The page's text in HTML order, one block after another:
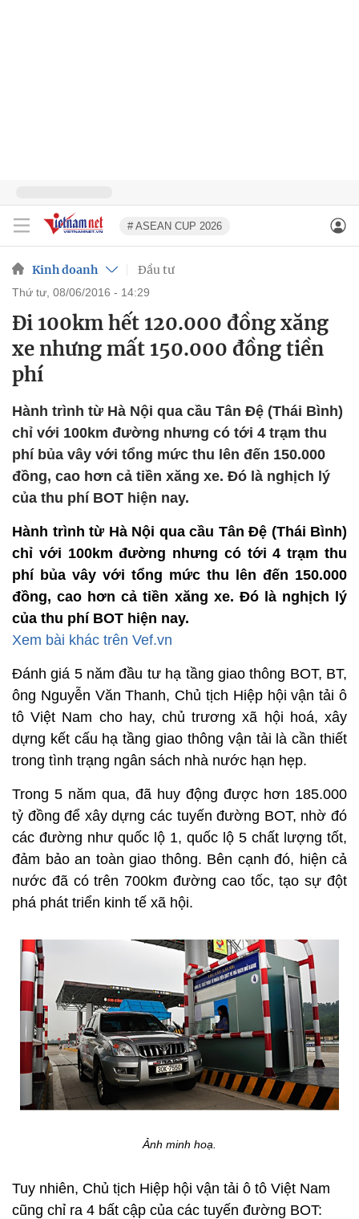
# ASEAN CUP 2026
Kinh doanh Đầu tư
thứ tư, 08/06/2016 - 14:29
Đi 100km hết 120.000 đồng xăng
xe nhưng mất 150.000 đồng tiền
phí
Hành trình từ Hà Nội qua cầu Tân Đệ (Thái Bình)
chỉ với 100km đường nhưng có tới 4 trạm thu
phí bủa vây với tổng mức thu lên đến 150.000
đồng, cao hơn cả tiền xăng xe. Đó là nghịch lý
của thu phí BOT hiện nay.
Hành trình từ Hà Nội qua cầu Tân Đệ (Thái Bình)
chỉ với 100km đường nhưng có tới 4 trạm thu
phí bủa vây với tổng mức thu lên đến 150.000
đồng, cao hơn cả tiền xăng xe. Đó là nghịch lý
của thu phí BOT hiện nay.
Xem bài khác trên Vef.vn
Đánh giá 5 năm đầu tư hạ tầng giao thông BOT, BT,
ông Nguyễn Văn Thanh, Chủ tịch Hiệp hội vận tải ô
tô Việt Nam cho hay, chủ trương xã hội hoá, xây
dựng kết cấu hạ tầng giao thông vận tải là cần thiết
trong tình trạng ngân sách nhà nước hạn hẹp.
Trong 5 năm qua, đã huy động được hơn 185.000
tỷ đồng để xây dựng các tuyến đường BOT, nhờ đó
các đường như quốc lộ 1, quốc lộ 5 chất lượng tốt,
đảm bảo an toàn giao thông. Bên cạnh đó, hiện cả
nước đã có trên 700km đường cao tốc, tạo sự đột
phá phát triển kinh tế xã hội.
Ảnh minh hoạ.
Tuy nhiên, Chủ tịch Hiệp hội vận tải ô tô Việt Nam
cũng chỉ ra 4 bất cập của các tuyến đường BOT: